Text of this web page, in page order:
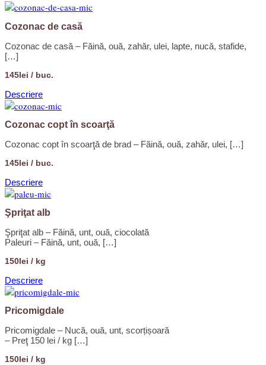
Cozonac de casă
Cozonac de casă – Făină, ouă, zahăr, ulei, lapte, nucă, stafide,
[…]
145lei / buc.
Descriere
Cozonac copt în scoarţă
Cozonac copt în scoarţă de brad – Făină, ouă, zahăr, ulei, […]
145lei / buc.
Descriere
Şpriţat alb
Şpriţat alb – Făină, unt, ouă, ciocolată
Paleuri – Făină, unt, ouă, […]
150lei / kg
Descriere
Pricomigdale
Pricomigdale – Nucă, ouă, unt, scorțișoară
– Preţ 150 lei / kg […]
150lei / kg